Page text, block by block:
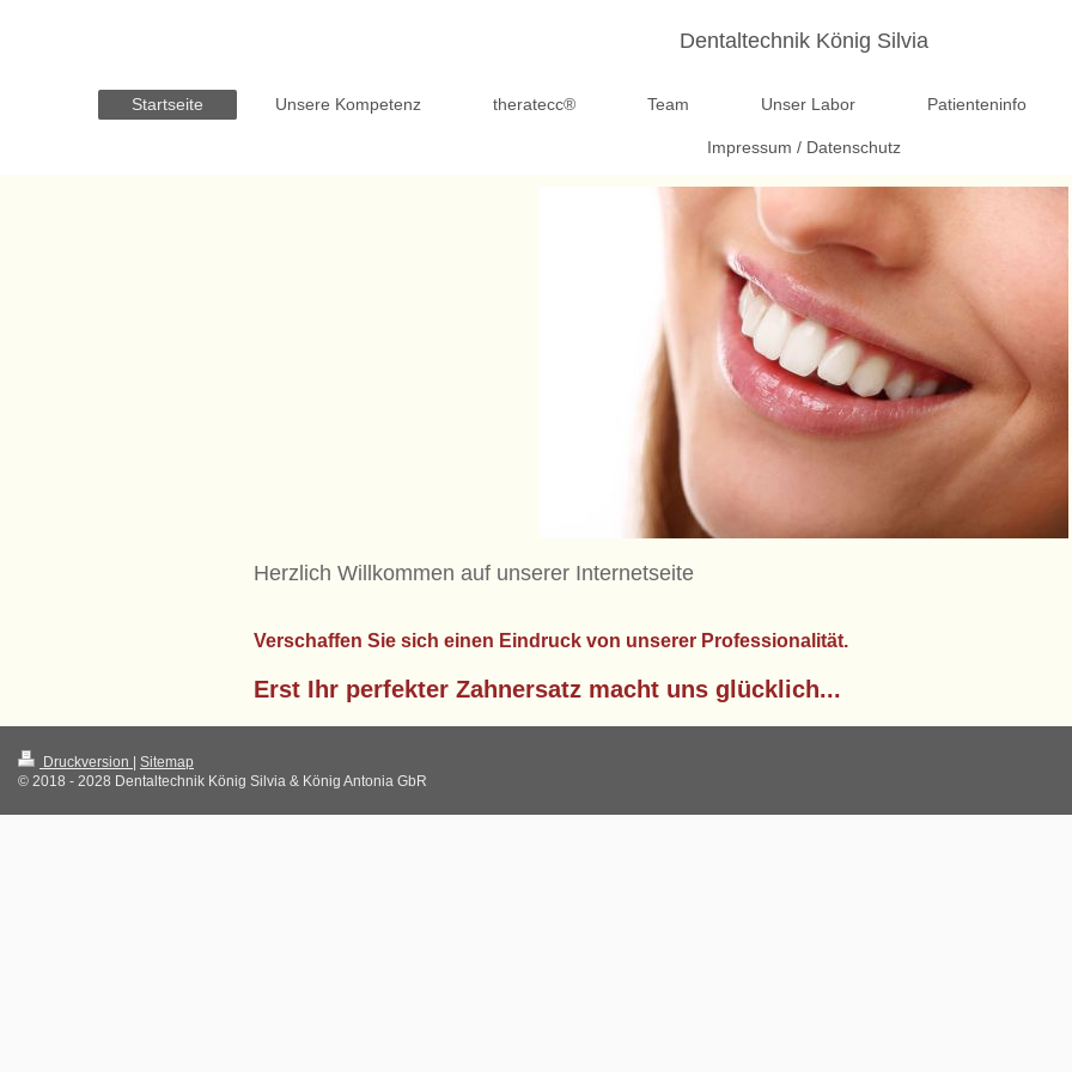
Dentaltechnik König Silvia
Startseite Unsere Kompetenz theratecc® Team Unser Labor Patienteninfo
Impressum / Datenschutz
Herzlich Willkommen auf unserer Internetseite
Verschaffen Sie sich einen Eindruck von unserer Professionalität.
Erst Ihr perfekter Zahnersatz macht uns glücklich...
Druckversion
Sitemap
© 2018 - 2028 Dentaltechnik König Silvia & König Antonia GbR